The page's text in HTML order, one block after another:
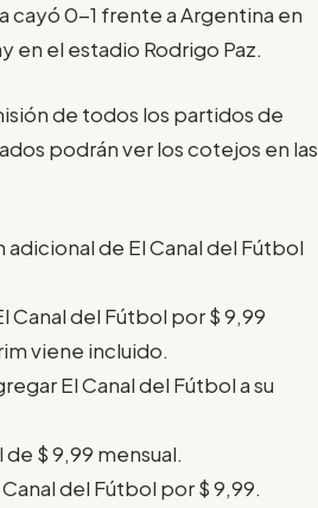
cayó 0-1 frente a Argentina en
en el estadio Rodrigo Paz.
de todos los partidos de
podrán ver los cotejos en las
adicional de El Canal del Fútbol
Canal del Fútbol por $ 9,99
viene incluido.
El Canal del Fútbol a su
$ 9,99 mensual.
del Fútbol por $ 9,99.